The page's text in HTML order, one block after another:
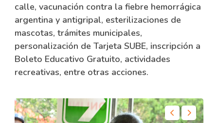
calle, vacunación contra la fiebre hemorrágica
argentina y antigripal, esterilizaciones de
mascotas, trámites municipales,
personalización de Tarjeta SUBE, inscripción a
Boleto Educativo Gratuito, actividades
recreativas, entre otras acciones.